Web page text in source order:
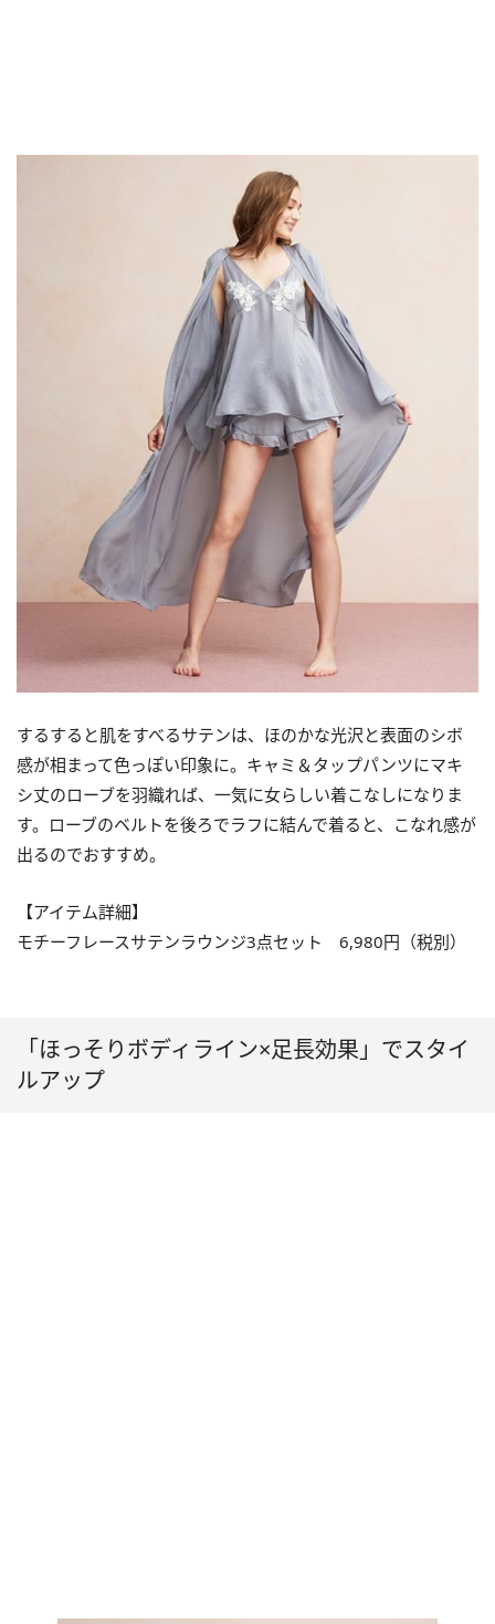
するすると肌をすべるサテンは、ほのかな光沢と表面のシボ
感が相まって色っぽい印象に。キャミ＆タップパンツにマキ
シ丈のローブを羽織れば、一気に女らしい着こなしになりま
す。ローブのベルトを後ろでラフに結んで着ると、こなれ感が
出るのでおすすめ。
【アイテム詳細】
モチーフレースサテンラウンジ3点セット 6,980円（税別）
「ほっそりボディライン×足長効果」でスタイ
ルアップ